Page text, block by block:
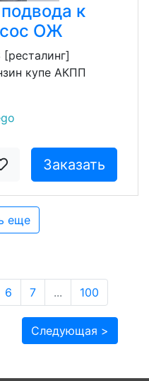
к
ОЖ
купе АКПП
Заказать
еще
6 7 ... 100
Следующая >